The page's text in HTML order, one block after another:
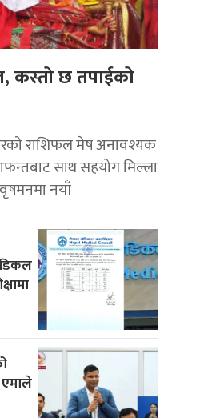
कस्तो छ तपाईको
राशिफल मेष अनावश्यक
साथ सहयोग मिल्ला
नयाँ
एमाले